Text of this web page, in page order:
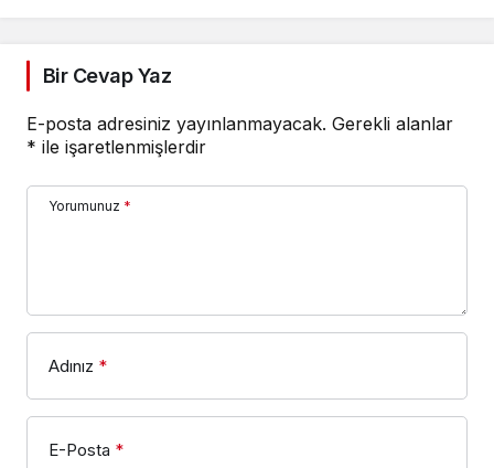
Bir Cevap Yaz
E-posta adresiniz yayınlanmayacak. Gerekli alanlar
* ile işaretlenmişlerdir
Yorumunuz *
Adınız *
E-Posta *